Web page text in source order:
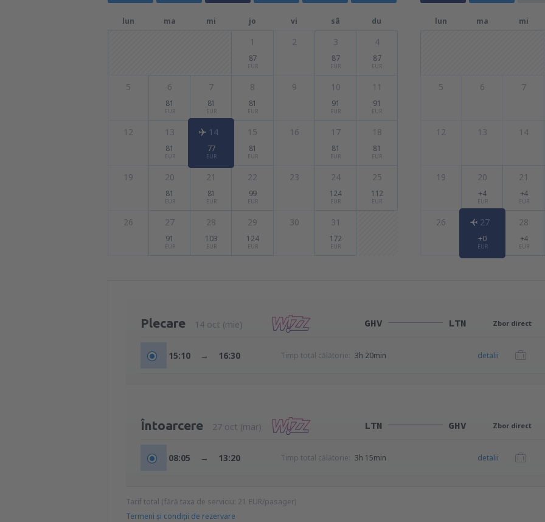
lun ma mi jo vi sâ du
1
87
EUR
2 3
87
EUR
4
87
EUR
5 6
81
EUR
7
81
EUR
8
81
EUR
9 10
91
EUR
11
91
EUR
12 13
81
EUR
14
77
EUR
15
81
EUR
16 17
81
EUR
18
81
EUR
19 20
81
EUR
21
81
EUR
22
99
EUR
23 24
124
EUR
25
112
EUR
26 27
91
EUR
28
103
EUR
29
124
EUR
30 31
172
EUR
lun ma mi
5 6 7
12 13 14
19 20
+4
EUR
21
+4
EUR
26 27
+0
EUR
28
+4
EUR
Plecare 14 oct (mie) GHV LTN Zbor direct
15:10 → 16:30 Timp total călătorie: 3h 20min detalii
Întoarcere 27 oct (mar) LTN GHV Zbor direct
08:05 → 13:20 Timp total călătorie: 3h 15min detalii
Tarif total (fără taxa de serviciu: 21 EUR/pasager)
Termeni şi condiţii de rezervare